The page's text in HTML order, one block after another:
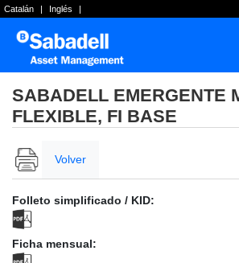
Catalán | Inglés |
SABADELL EMERGENTE
FLEXIBLE, FI BASE
Volver
Folleto simplificado / KID:
Ficha mensual: